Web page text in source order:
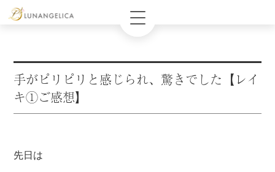
手がピリピリと感じられ、驚きでした【レイ
キ①ご感想】
先日は